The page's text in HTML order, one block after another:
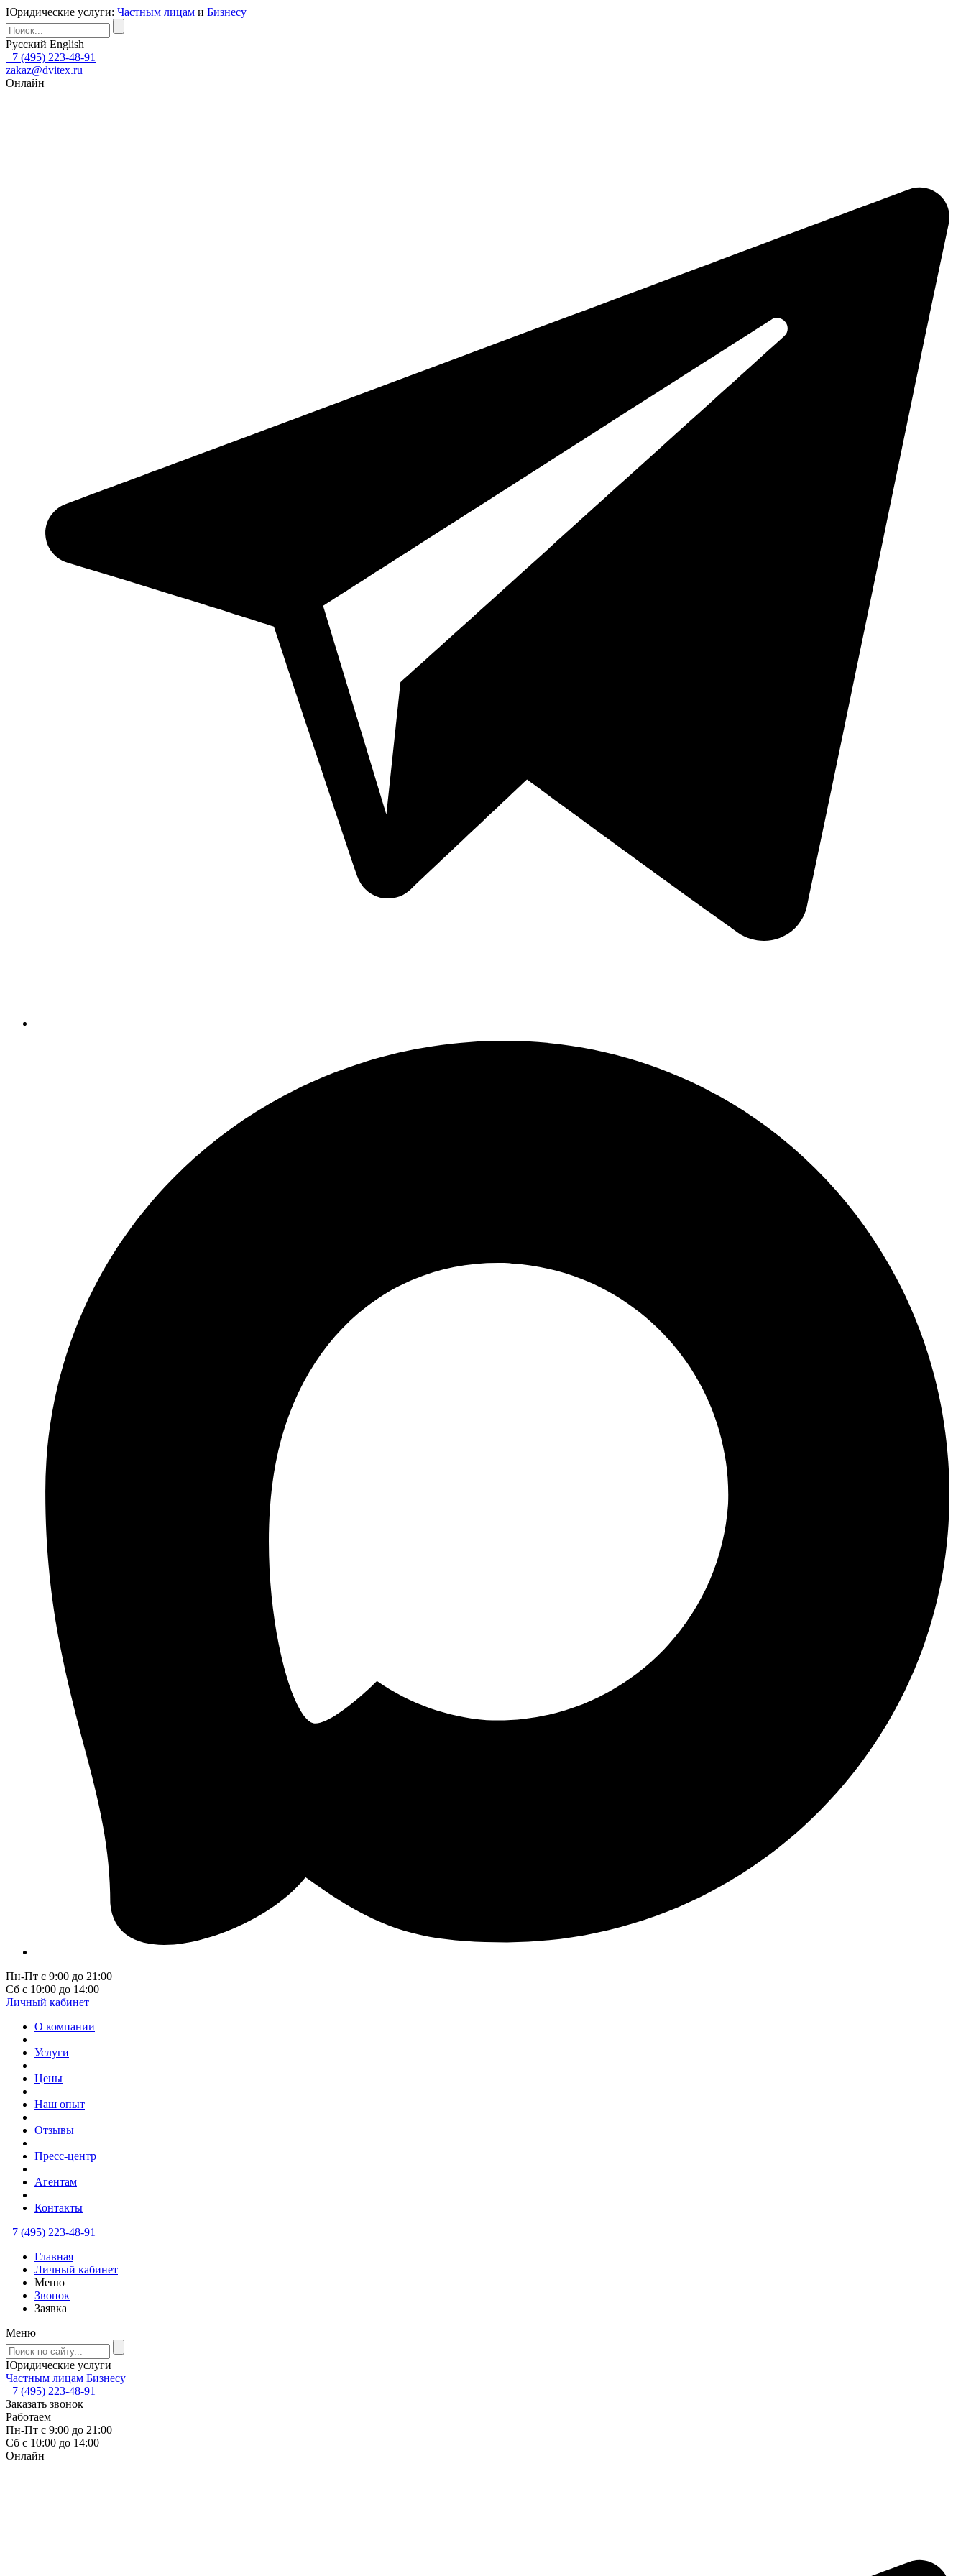
Юридические услуги: Частным лицам и Бизнесу
Русский English
+7 (495) 223-48-91
zakaz@dvitex.ru
Онлайн
Пн-Пт с 9:00 до 21:00
Сб с 10:00 до 14:00
Личный кабинет
О компании
Услуги
Цены
Наш опыт
Отзывы
Пресс-центр
Агентам
Контакты
+7 (495) 223-48-91
Главная
Личный кабинет
Меню
Звонок
Заявка
Меню
Юридические услуги
Частным лицам Бизнесу
+7 (495) 223-48-91
Заказать звонок
Работаем
Пн-Пт с 9:00 до 21:00
Сб с 10:00 до 14:00
Онлайн